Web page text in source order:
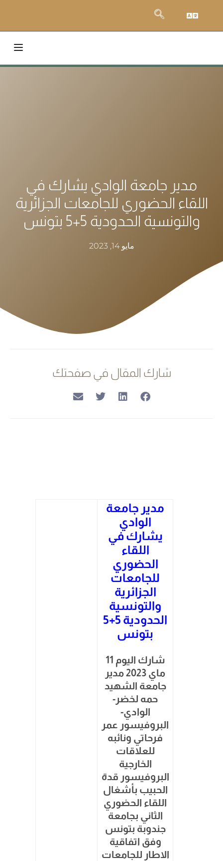
مدير جامعة الوادي يشارك في
اللقاء الحضوري للجامعات الجزائرية
والتونسية الحدودية 5+5 بتونس
مايو 14, 2023
شارك المقال في صفحتك
مدير جامعة
الوادي
يشارك في
اللقاء
الحضوري
للجامعات
الجزائرية
والتونسية
الحدودية 5+5
بتونس
شارك اليوم 11
ماي 2023 مدير
جامعة الشهيد
حمه لخضر-
الوادي-
البروفيسور عمر
فرحاتي ونائبه
للعلاقات
الخارجية
البروفيسور قدة
الحبيب بأشغال
اللقاء الحضوري
الثاني بجامعة
جندوبة بتونس
وفق اتفاقية
الاطار للجامعات